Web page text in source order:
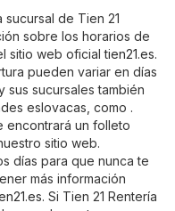
de Tien 21
sobre los horarios de
sitio web oficialtien21.es.
pueden variar en días
sus sucursales también
eslovacas, como .
encontrará un folleto
sitio web.
días para que nunca te
más información
. Si Tien 21 Rentería